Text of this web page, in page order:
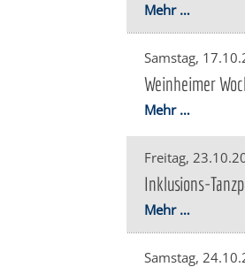
Mehr …
Samstag,
Weinheimer
Mehr …
Freitag,
Inklusions-
Mehr …
Samstag,